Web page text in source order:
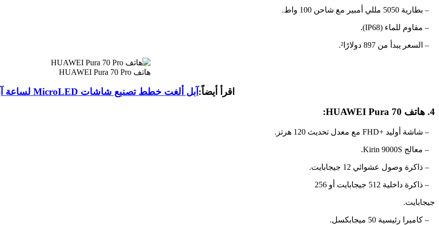
– بطارية 5050 مللي أمبير مع شاحن 100 واط.
– مقاوم للماء (IP68).
– السعر يبدأ من 897 دولارًا².
هاتف HUAWEI Pura 70 Pro
اقرأ أيضاً: آبل ألغت خطط تصنيع شاشات MicroLED لساعة آبل واتش
4. هاتف HUAWEI Pura 70:
– شاشة أوليد +FHD مع معدل تحديث 120 هرتز.
– معالج Kirin 9000S.
– ذاكرة وصول عشوائي 12 جيجابايت.
– ذاكرة داخلية 512 جيجابايت أو 256
جيجابايت.
– كاميرا رئيسية 50 ميجابكسل.